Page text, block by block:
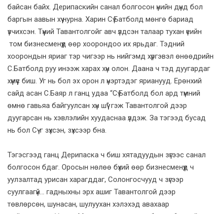
байсан байх. Дерипаскийн санал болгосон үнийн дүнд бол
баргын аавын хүү нурна. Харин Сү.Батболд мөнгө бариад
үзчихсэн. Түүний Тавантолгойг авч үлдсэн талаар тухан үеийн
том бизнесменүүд өөр хоорондоо их ярьдаг. Тэдний
хоорондын яриаг тэр чигээр нь нийгэмд хүргэвэл өнөөдрийн
С.Батболд руу инээж харах хүн олон. Даана ч тэд дуугардаг
хүмүүс биш. Уг нь бол эх орон л үнэртэдэг ярианууд. Ерөнхий
сайд асан С.Баяр л ганц удаа “Сү.Батболд бол ард түмний
өмнө гавьяа байгуулсан хүн шүү” гэж Тавантолгой дээр
дуугарсан нь хэвлэлийн хуудаснаа үлдэж. За тэгээд бусад
нь бол Сү-г зүхсэн, зүхсээр бна.
Тэгэсгээд ганц Дерипаска ч биш хятадуудын зүгээс санал
болгосон бдаг. Оросын нөлөө бүхий өөр бизнесменүүд ч
уулзалтад урисан харагддаг, Солонгосчууд ч зүгээр
суулгаагүй... гадныхны эрх ашиг Тавантолгой дээр
төвлөрсөн, шунасан, шулуухан хэлэхэд авахаар